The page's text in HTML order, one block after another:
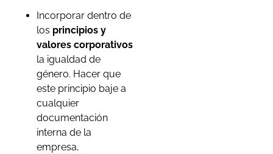
Incorporar dentro de
los principios y
valores corporativos
la igualdad de
género. Hacer que
este principio baje a
cualquier
documentación
interna de la
empresa,